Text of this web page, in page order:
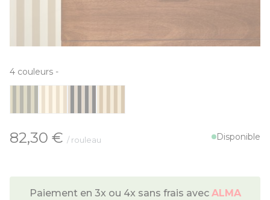
4 couleurs -
À partir de:
82,30 € / rouleau Disponible
Paiement en 3x ou 4x sans frais avec ALMA